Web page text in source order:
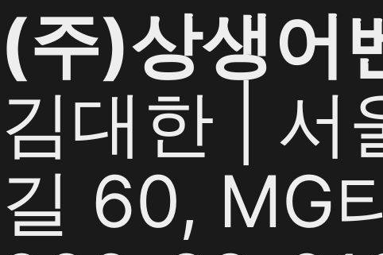
(주)상생어
김대한 | 서
길 60, MG